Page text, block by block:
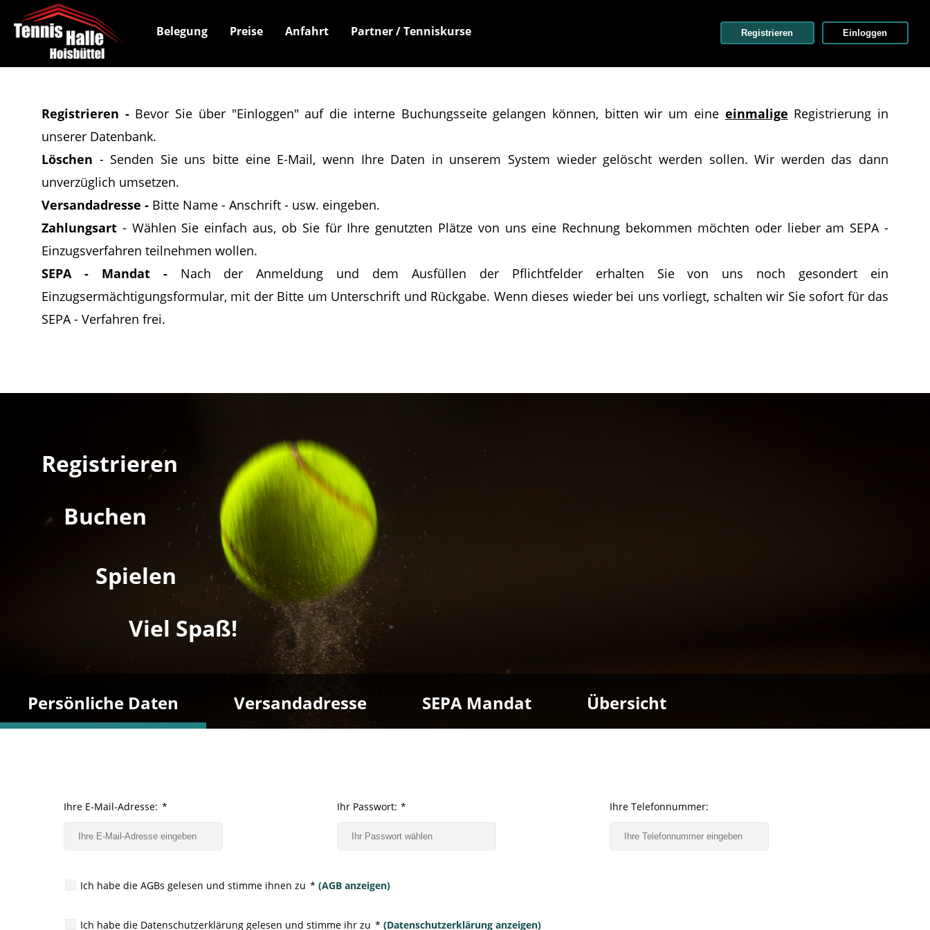
Belegung Preise Anfahrt Partner / Tenniskurse Registrieren Einloggen
Registrieren - Bevor Sie über "Einloggen" auf die interne Buchungsseite gelangen können, bitten wir um eine einmalige Registrierung in
unserer Datenbank.
Löschen - Senden Sie uns bitte eine E-Mail, wenn Ihre Daten in unserem System wieder gelöscht werden sollen. Wir werden das dann
unverzüglich umsetzen.
Versandadresse - Bitte Name - Anschrift - usw. eingeben.
Zahlungsart - Wählen Sie einfach aus, ob Sie für Ihre genutzten Plätze von uns eine Rechnung bekommen möchten oder lieber am SEPA -
Einzugsverfahren teilnehmen wollen.
SEPA - Mandat - Nach der Anmeldung und dem Ausfüllen der Pflichtfelder erhalten Sie von uns noch gesondert ein
Einzugsermächtigungsformular, mit der Bitte um Unterschrift und Rückgabe. Wenn dieses wieder bei uns vorliegt, schalten wir Sie sofort für das
SEPA - Verfahren frei.
Registrieren
Buchen
Spielen
Viel Spaß!
Persönliche Daten Versandadresse SEPA Mandat Übersicht
Ihre E-Mail-Adresse: * Ihr Passwort: * Ihre Telefonnummer:
Ich habe die AGBs gelesen und stimme ihnen zu * (AGB anzeigen)
Ich habe die Datenschutzerklärung gelesen und stimme ihr zu * (Datenschutzerklärung anzeigen)